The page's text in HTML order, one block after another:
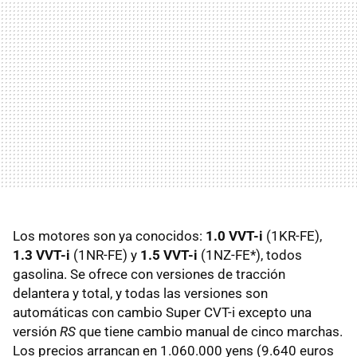
Los motores son ya conocidos: 1.0 VVT-i (1KR-FE),
1.3 VVT-i (1NR-FE) y 1.5 VVT-i (1NZ-FE*), todos
gasolina. Se ofrece con versiones de tracción
delantera y total, y todas las versiones son
automáticas con cambio Super CVT-i excepto una
versión RS que tiene cambio manual de cinco marchas.
Los precios arrancan en 1.060.000 yens (9.640 euros